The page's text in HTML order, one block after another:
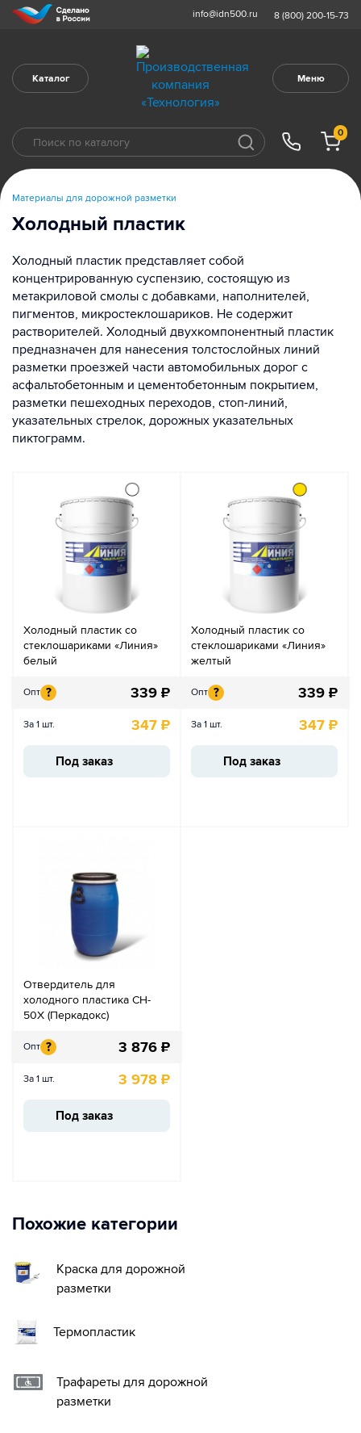
info@idn500.ru 8 (800) 200-15-73
Каталог Меню
0
Материалы для дорожной разметки
Холодный пластик
Холодный пластик представляет собой
концентрированную суспензию, состоящую из
метакриловой смолы с добавками, наполнителей,
пигментов, микростеклошариков. Не содержит
растворителей. Холодный двухкомпонентный пластик
предназначен для нанесения толстослойных линий
разметки проезжей части автомобильных дорог с
асфальтобетонным и цементобетонным покрытием,
разметки пешеходных переходов, стоп-линий,
указательных стрелок, дорожных указательных
пиктограмм.
Холодный пластик со
стеклошариками «Линия»
белый
Опт ? 339 ₽
За 1 шт. 347 ₽
Под заказ
Холодный пластик со
стеклошариками «Линия»
желтый
Опт ? 339 ₽
За 1 шт. 347 ₽
Под заказ
Отвердитель для
холодного пластика CH-
50X (Перкадокс)
Опт ? 3 876 ₽
За 1 шт. 3 978 ₽
Под заказ
Похожие категории
Краска для дорожной
разметки
Термопластик
Трафареты для дорожной
разметки